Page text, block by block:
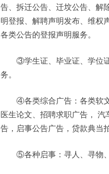
告、拆迁公告、迁坟公告、解
明登报、解聘声明发布、维权
各类公告的登报声明服务。
③学生证、毕业证、学位
务。
④各类综合广告：各类软
医生论文、招聘求职广告，
告，启事公告广告，贷款典当
⑤各种启事：寻人、寻物